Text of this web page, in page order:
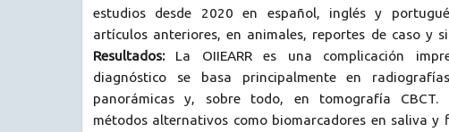
estudios desde 2020 en español, inglés y
artículos anteriores, en animales, reportes de caso y
Resultados: La OIIEARR es una complicación
diagnóstico se basa principalmente en
panorámicas y, sobre todo, en tomografía CBCT.
métodos alternativos como biomarcadores en saliva y